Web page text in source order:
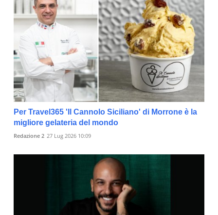
Per Travel365 'Il Cannolo Siciliano' di Morrone è la
migliore gelateria del mondo
Redazione 2 27 Lug 2026 10:09